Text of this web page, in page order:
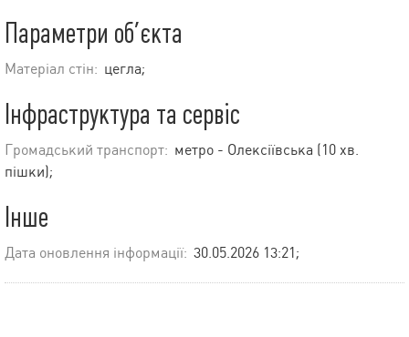
Параметри об’єкта
Матеріал стін: цегла;
Інфраструктура та сервіс
Громадський транспорт: метро - Олексіївська (10 хв.
пішки);
Інше
Дата оновлення інформації: 30.05.2026 13:21;